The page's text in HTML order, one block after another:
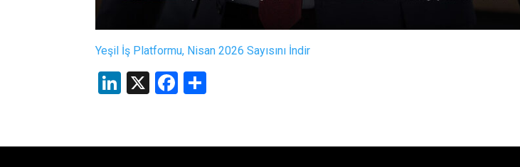
Yeşil İş Platformu, Nisan 2026 Sayısını İndir
LinkedIn
X Facebook